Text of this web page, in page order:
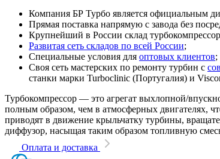
Компания БР Турбо является официальным
Прямая поставка напрямую с завода без
Крупнейший в России склад
Развитая сеть складов по всей России;
Специальные условия для оптовых клиентов;
Своя сеть мастерских по ремонту турбин с
станки марки Turboclinic (Португалия) и
Турбокомпрессор — это агрегат выхлопной/
полным образом, чем в атмосферных двигателях,
приводят в движение крыльчатку турбины,
диффузор, насыщая таким образом топливную
Оплата и доставка